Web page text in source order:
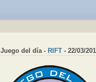
Juego del día - RIFT- 22/03/